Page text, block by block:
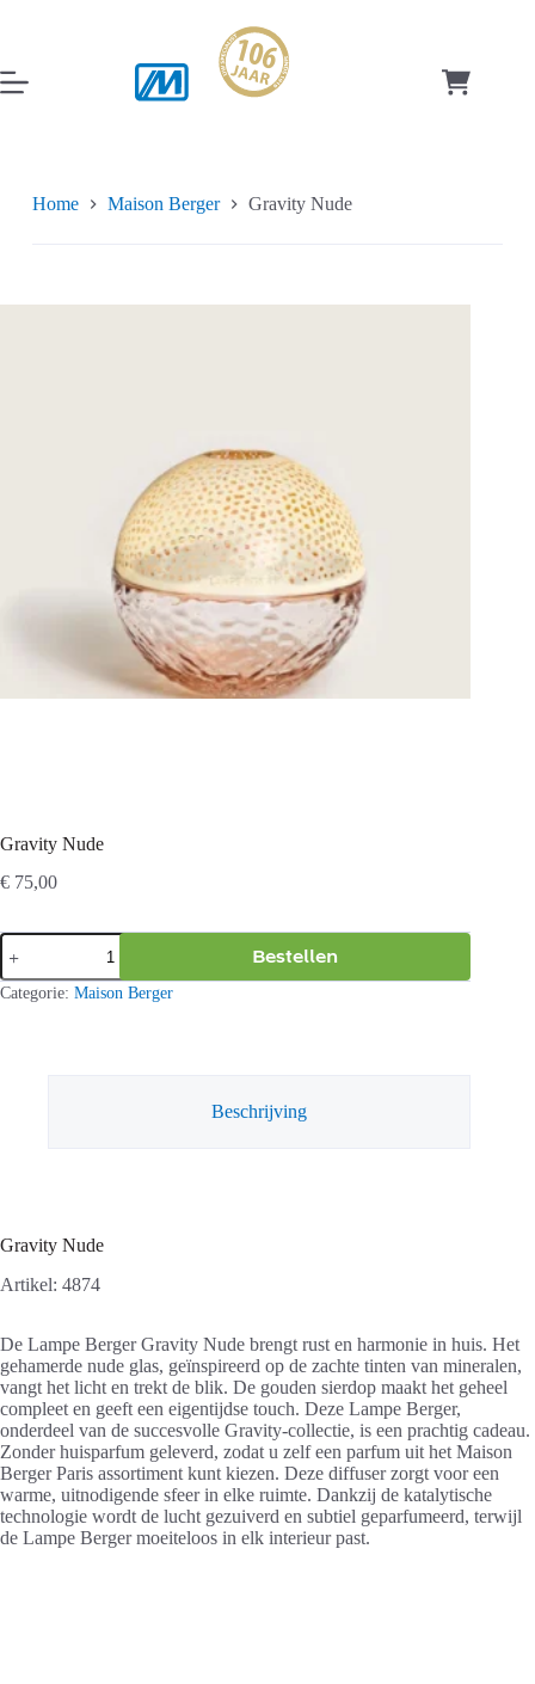
inhoud
Home Maison Berger Gravity Nude
Gravity Nude
€ 75,00
Gravity
Nude
aantal
Bestellen
Categorie: Maison Berger
Beschrijving
Gravity Nude
Artikel: 4874
De Lampe Berger Gravity Nude brengt rust en harmonie in huis. Het
gehamerde nude glas, geïnspireerd op de zachte tinten van mineralen,
vangt het licht en trekt de blik. De gouden sierdop maakt het geheel
compleet en geeft een eigentijdse touch. Deze Lampe Berger,
onderdeel van de succesvolle Gravity-collectie, is een prachtig cadeau.
Zonder huisparfum geleverd, zodat u zelf een parfum uit het Maison
Berger Paris assortiment kunt kiezen. Deze diffuser zorgt voor een
warme, uitnodigende sfeer in elke ruimte. Dankzij de katalytische
technologie wordt de lucht gezuiverd en subtiel geparfumeerd, terwijl
de Lampe Berger moeiteloos in elk interieur past.